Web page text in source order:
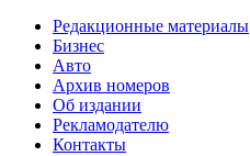
Редакционные материалы
Бизнес
Авто
Архив номеров
Об издании
Рекламодателю
Контакты